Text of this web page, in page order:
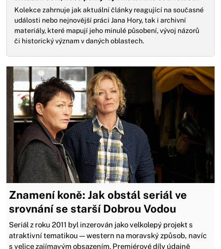
Kolekce zahrnuje jak aktuální články reagující na současné
události nebo nejnovější práci Jana Hory, tak i archivní
materiály, které mapují jeho minulé působení, vývoj názorů
či historický význam v daných oblastech.
Znamení koně: Jak obstál seriál ve
srovnání se starší Dobrou Vodou
Seriál z roku 2011 byl inzerován jako velkolepý projekt s
atraktivní tematikou — western na moravský způsob, navíc
s velice zajímavým obsazením. Premiérové díly údajně